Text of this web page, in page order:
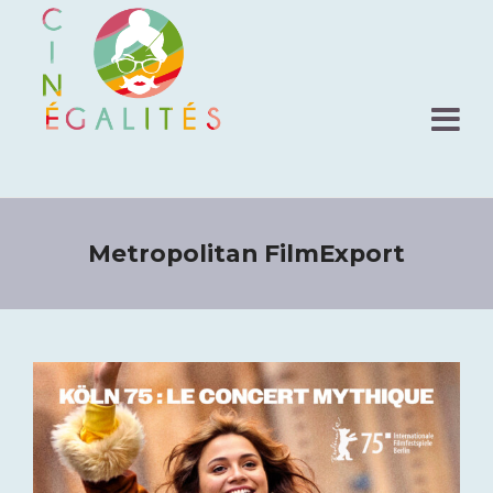
Metropolitan FilmExport